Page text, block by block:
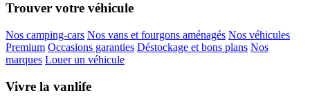
Trouver votre véhicule
Nos camping-cars Nos vans et fourgons aménagés Nos véhicules
Premium Occasions garanties Déstockage et bons plans Nos
marques Louer un véhicule
Vivre la vanlife